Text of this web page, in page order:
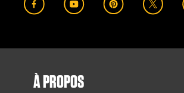
À PROPOS